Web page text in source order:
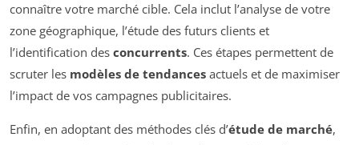
connaître votre marché cible. Cela inclut l’analyse de votre
zone géographique, l’étude des futurs clients et
l’identification des concurrents. Ces étapes permettent de
scruter les modèles de tendances actuels et de maximiser
l’impact de vos campagnes publicitaires.
Enfin, en adoptant des méthodes clés d’étude de marché,